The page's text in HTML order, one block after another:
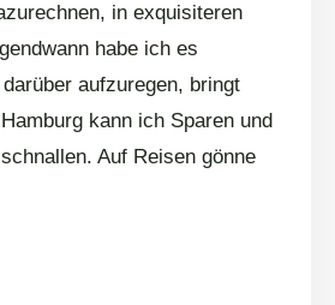
in exquisiteren
habe ich es
aufzuregen, bringt
kann ich Sparen und
Auf Reisen gönne